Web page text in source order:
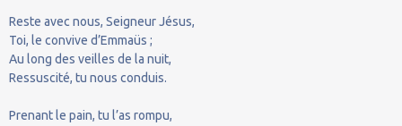
Reste avec nous, Seigneur Jésus,
Toi, le convive d’Emmaüs ;
Au long des veilles de la nuit,
Ressuscité, tu nous conduis.
Prenant le pain, tu l’as rompu,